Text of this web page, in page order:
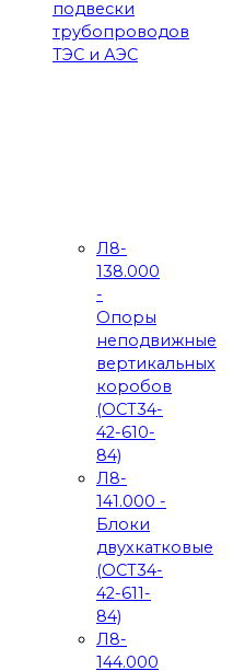
подвески
трубопроводов
ТЭС и АЭС
Л8-
138.000
-
Опоры
неподвижные
вертикальных
коробов
(ОСТ34-
42-610-
84)
Л8-
141.000 -
Блоки
двухкатковые
(ОСТ34-
42-611-
84)
Л8-
144.000